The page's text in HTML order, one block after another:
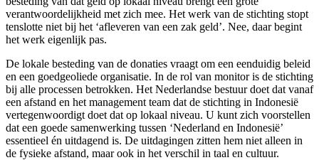
verantwoordelijkheid met zich mee. Het werk van de stichting stopt
tenslotte niet bij het ‘afleveren van een zak geld’. Nee, daar begint
het werk eigenlijk pas.
De lokale besteding van de donaties vraagt om een eenduidig beleid
en een goedgeoliede organisatie. In de rol van monitor is de stichting
bij alle processen betrokken. Het Nederlandse bestuur doet dat vanaf
een afstand en het management team dat de stichting in Indonesië
vertegenwoordigt doet dat op lokaal niveau. U kunt zich voorstellen
dat een goede samenwerking tussen ‘Nederland en Indonesië’
essentieel én uitdagend is. De uitdagingen zitten hem niet alleen in
de fysieke afstand, maar ook in het verschil in taal en cultuur.